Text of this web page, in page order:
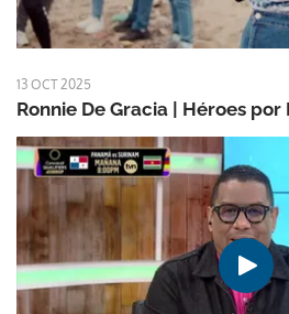
13 OCT 2025
Ronnie De Gracia | Héroes por